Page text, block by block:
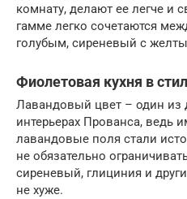
комнату, делают ее легче и
гамме легко сочетаются
голубым, сиреневый с
Фиолетовая кухня в
Лавандовый цвет – один
интерьерах Прованса, ведь
лавандовые поля стали
не обязательно
сиреневый, глициния и
не хуже.